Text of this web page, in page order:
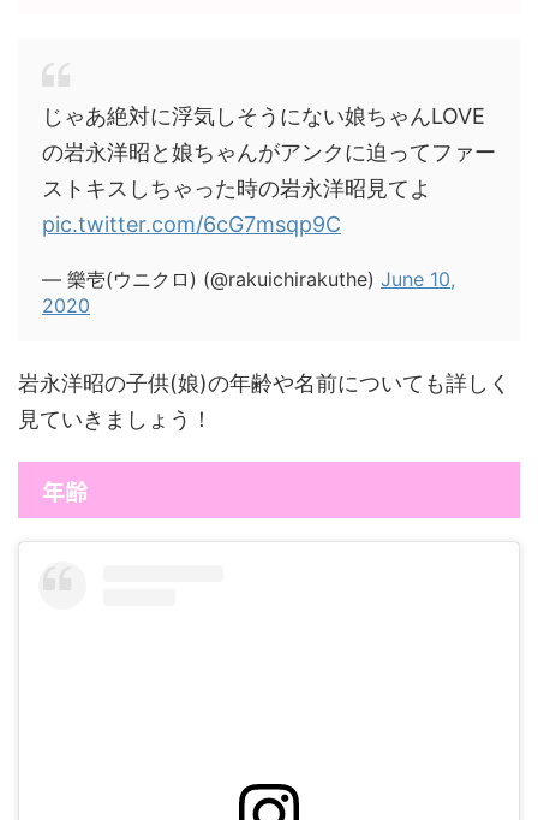
じゃあ絶対に浮気しそうにない娘ちゃんLOVE
の岩永洋昭と娘ちゃんがアンクに迫ってファー
ストキスしちゃった時の岩永洋昭見てよ
pic.twitter.com/6cG7msqp9C
— 樂壱(ウニクロ) (@rakuichirakuthe) June 10,
2020
岩永洋昭の子供(娘)の年齢や名前についても詳しく
見ていきましょう！
年齢